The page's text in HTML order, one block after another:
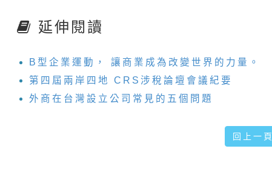
延伸閱讀
B型企業運動， 讓商業成為改變世界的力量。
第四屆兩岸四地 CRS涉稅論壇會議紀要
外商在台灣設立公司常見的五個問題
回上一頁